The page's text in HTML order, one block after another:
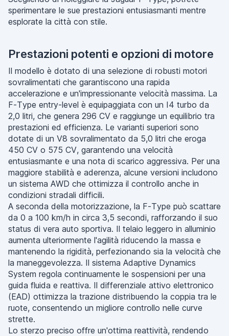
sperimentare le sue prestazioni entusiasmanti mentre
esplorate la città con stile.
Prestazioni potenti e opzioni di motore
Il modello è dotato di una selezione di robusti motori
sovralimentati che garantiscono una rapida
accelerazione e un'impressionante velocità massima. La
F-Type entry-level è equipaggiata con un I4 turbo da
2,0 litri, che genera 296 CV e raggiunge un equilibrio tra
prestazioni ed efficienza. Le varianti superiori sono
dotate di un V8 sovralimentato da 5,0 litri che eroga
450 CV o 575 CV, garantendo una velocità
entusiasmante e una nota di scarico aggressiva. Per una
maggiore stabilità e aderenza, alcune versioni includono
un sistema AWD che ottimizza il controllo anche in
condizioni stradali difficili.
A seconda della motorizzazione, la F-Type può scattare
da 0 a 100 km/h in circa 3,5 secondi, rafforzando il suo
status di vera auto sportiva. Il telaio leggero in alluminio
aumenta ulteriormente l'agilità riducendo la massa e
mantenendo la rigidità, perfezionando sia la velocità che
la maneggevolezza. Il sistema Adaptive Dynamics
System regola continuamente le sospensioni per una
guida fluida e reattiva. Il differenziale attivo elettronico
(EAD) ottimizza la trazione distribuendo la coppia tra le
ruote, consentendo un migliore controllo nelle curve
strette.
Lo sterzo preciso offre un'ottima reattività, rendendo